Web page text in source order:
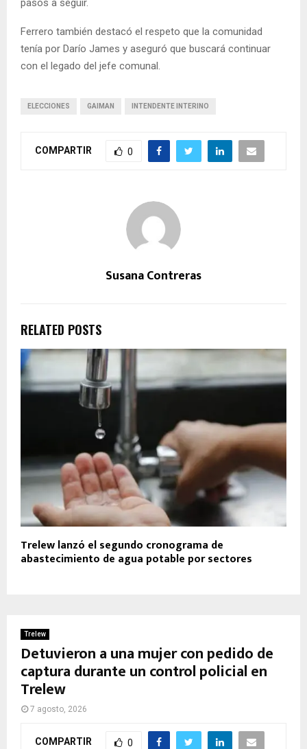
pasos a seguir.
Ferrero también destacó el respeto que la comunidad
tenía por Darío James y aseguró que buscará continuar
con el legado del jefe comunal.
ELECCIONES GAIMAN INTENDENTE INTERINO
COMPARTIR 0
Susana Contreras
RELATED POSTS
Trelew lanzó el segundo cronograma de
abastecimiento de agua potable por sectores
Trelew
Detuvieron a una mujer con pedido de
captura durante un control policial en
Trelew
7 agosto, 2026
COMPARTIR 0